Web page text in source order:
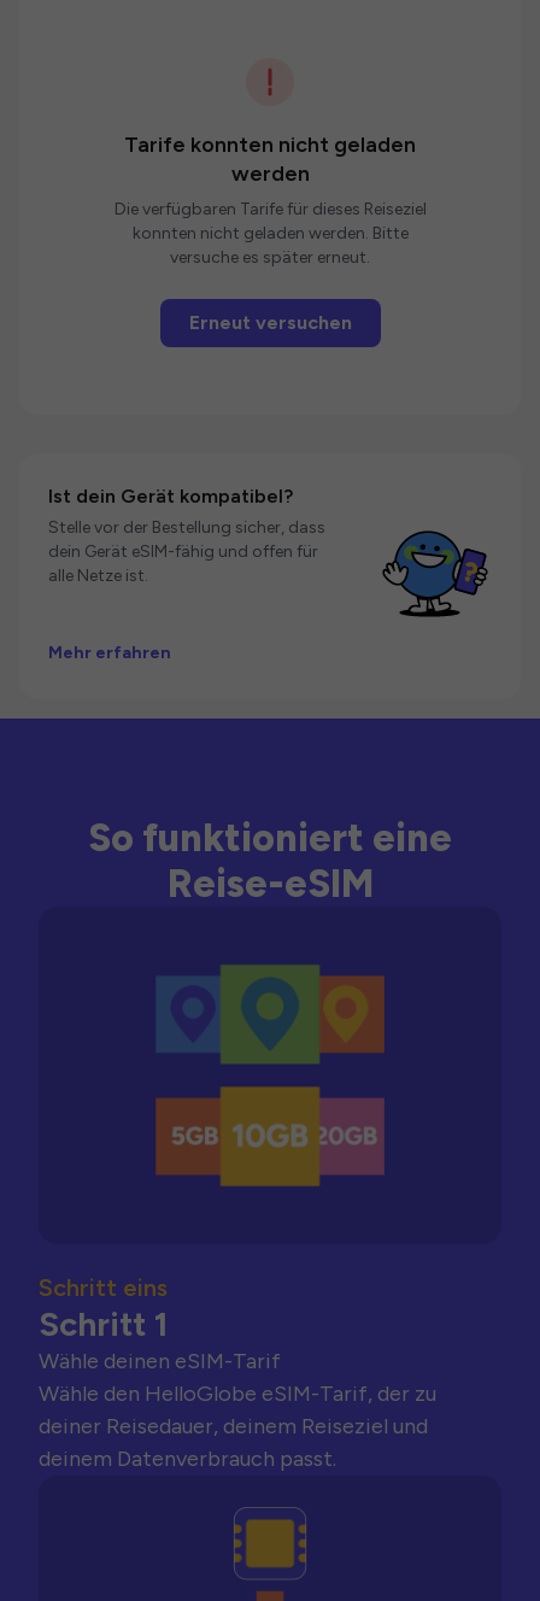
Tarife konnten nicht geladen
werden
Die verfügbaren Tarife für dieses Reiseziel
konnten nicht geladen werden. Bitte
versuche es später erneut.
Erneut versuchen
Ist dein Gerät kompatibel?
Stelle vor der Bestellung sicher, dass
dein Gerät eSIM-fähig und offen für
alle Netze ist.
Mehr erfahren
So funktioniert eine
Reise-eSIM
Schritt eins
Schritt 1
Wähle deinen eSIM-Tarif
Wähle den HelloGlobe eSIM-Tarif, der zu
deiner Reisedauer, deinem Reiseziel und
deinem Datenverbrauch passt.